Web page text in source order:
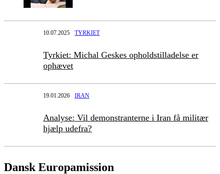
10.07.2025 TYRKIET
Tyrkiet: Michal Geskes opholdstilladelse er
ophævet
19.01.2026 IRAN
Analyse: Vil demonstranterne i Iran få militær
hjælp udefra?
Dansk Europamission